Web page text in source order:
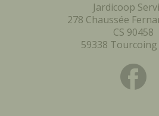
Jardicoop
278 Chaussée
CS 90458
59338 Tourcoing